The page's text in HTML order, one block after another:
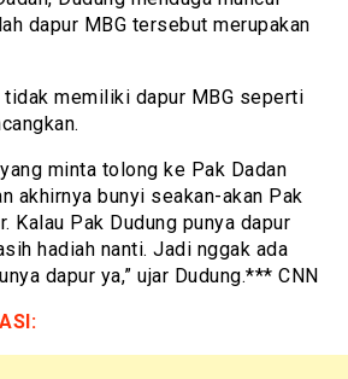
dapur MBG tersebut merupakan
tidak memiliki dapur MBG seperti
minta tolong ke Pak Dadan
akhirnya bunyi seakan-akan Pak
Kalau Pak Dudung punya dapur
hadiah nanti. Jadi nggak ada
dapur ya,” ujar Dudung.*** CNN